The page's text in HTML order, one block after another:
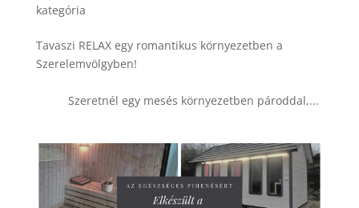
kategória
Tavaszi RELAX egy romantikus környezetben a
Szerelemvölgyben!
Szeretnél egy mesés környezetben pároddal,...